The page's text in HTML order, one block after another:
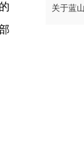
关于蓝